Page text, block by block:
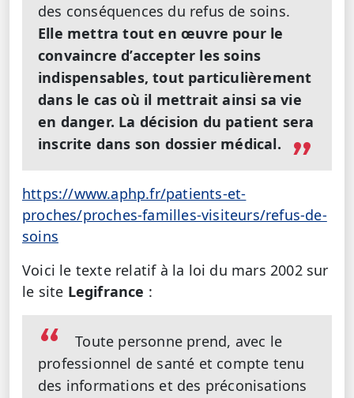
des conséquences du refus de soins.
Elle mettra tout en œuvre pour le
convaincre d’accepter les soins
indispensables, tout particulièrement
dans le cas où il mettrait ainsi sa vie
en danger. La décision du patient sera
inscrite dans son dossier médical.
https://www.aphp.fr/patients-et-
proches/proches-familles-visiteurs/refus-de-
soins
Voici le texte relatif à la loi du mars 2002 sur
le site Legifrance :
Toute personne prend, avec le
professionnel de santé et compte tenu
des informations et des préconisations